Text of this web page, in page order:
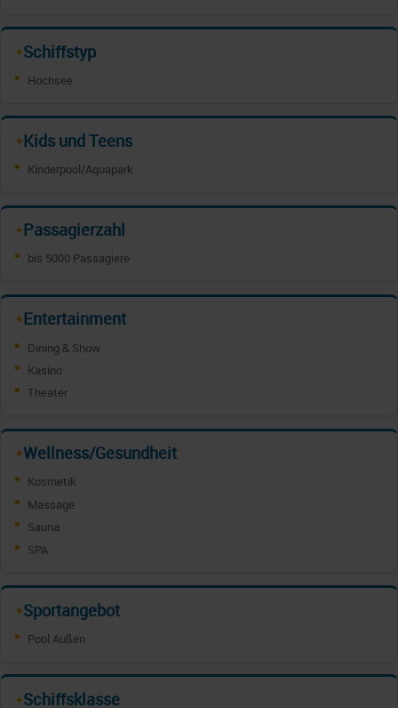
✦Schiffstyp
Hochsee
✦Kids und Teens
Kinderpool/Aquapark
✦Passagierzahl
bis 5000 Passagiere
✦Entertainment
Dining & Show
Kasino
Theater
✦Wellness/Gesundheit
Kosmetik
Massage
Sauna
SPA
✦Sportangebot
Pool Außen
✦Schiffsklasse